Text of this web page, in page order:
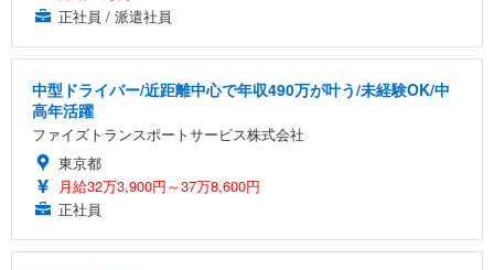
正社員 / 派遣社員
中型ドライバー/近距離中心で年収490万が叶う/未経験OK/中
高年活躍
ファイズトランスポートサービス株式会社
東京都
月給32万3,900円～37万8,600円
正社員